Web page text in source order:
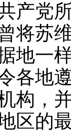
产党
将苏
地一
各地
构，
区的